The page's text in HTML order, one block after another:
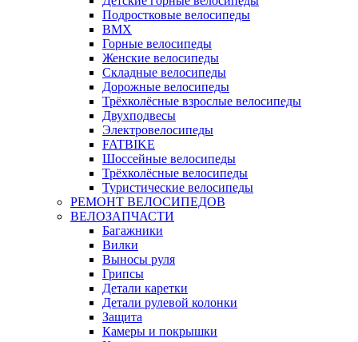
Подростковые велосипеды
BMX
Горные велосипеды
Женские велосипеды
Складные велосипеды
Дорожные велосипеды
Трёхколёсные взрослые велосипеды
Двухподвесы
Электровелосипеды
FATBIKE
Шоссейные велосипеды
Трёхколёсные велосипеды
Туристические велосипеды
РЕМОНТ ВЕЛОСИПЕДОВ
ВЕЛОЗАПЧАСТИ
Багажники
Вилки
Выносы руля
Грипсы
Детали каретки
Детали рулевой колонки
Защита
Камеры и покрышки